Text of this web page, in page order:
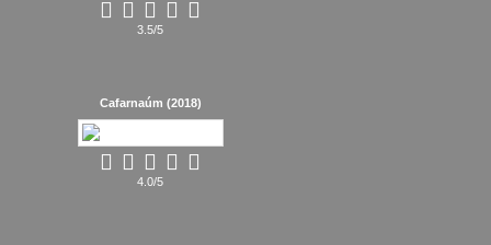
3.5/5
Cafarnaúm (2018)
4.0/5